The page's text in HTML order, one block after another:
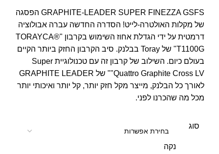
GRAPHITE-LEADER SUPER FINEZZA GSFS הפסגה
של מקלות האולטרה-לייט! הסדרה החדשה עברה אבולוציה
דרמטית על ידי הגדלת אחוז השימוש בקרבון "TORAYCA®
T1100G" של Toray בבלנק. סיב הקרבון החזק ביותר הקיים
בעולם כיום. השילוב של קרבון זה עם טכנולוגיית Super
Quattro Graphite Cross LV"" של GRAPHITE LEADER
לאורך כל הבלנק, מייצר מקל חזק יותר, קל יותר ואיכותי יותר
מכל מה שהכרנו לפני.
סוג
נקה